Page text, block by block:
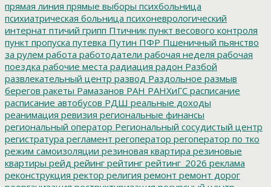
прямая линия прямые выборы психбольница
психиатрическая больница психоневрологический
интернат птичий грипп Птичник пункт весового контроля
пункт пропуска путевка Путин ПФР Пшеничный пьянство
за рулем работа работодатели рабочая неделя рабочая
поездка рабочие места радиация радон Разбой
развлекательный центр развод Раздольное размыв
берегов ракеты Рамазанов РАН РАНХиГС расписание
расписание автобусов РДШ реальные доходы
реанимация ревизия региональные финансы
региональный оператор Региональный сосудистый центр
регистратура регламент регоператор регоператор по тко
режим самоизоляции резиновая квартира резиновые
квартиры рейд рейинг рейтинг рейтинг_2026 реклама
реконструкция ректор религия ремонт ремонт дорог